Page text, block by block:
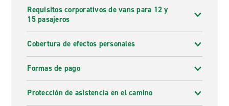
Requisitos corporativos de vans para 12 y
15 pasajeros
Cobertura de efectos personales
Formas de pago
Protección de asistencia en el camino